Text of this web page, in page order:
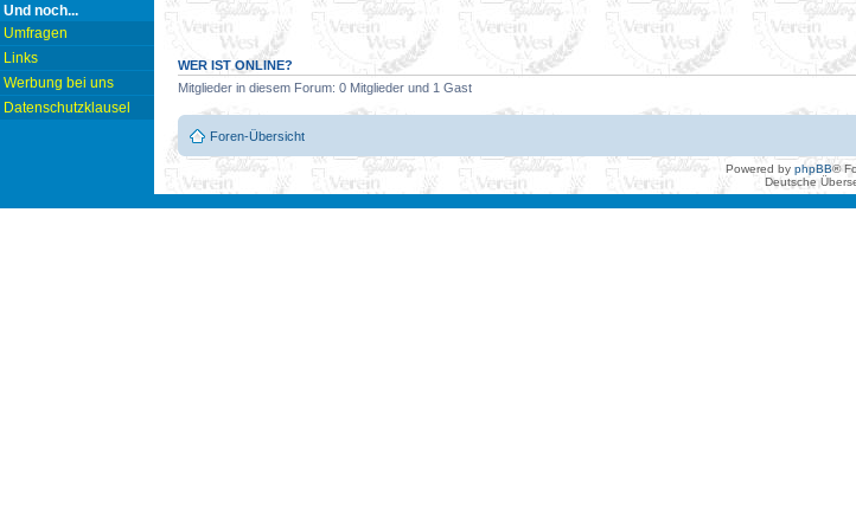
Und noch...
Umfragen
Links
Werbung bei uns
Datenschutzklausel
WER IST ONLINE?
Mitglieder in diesem Forum: 0 Mitglieder und 1 Gast
Foren-Übersicht
Powered by phpBB®
Deutsche